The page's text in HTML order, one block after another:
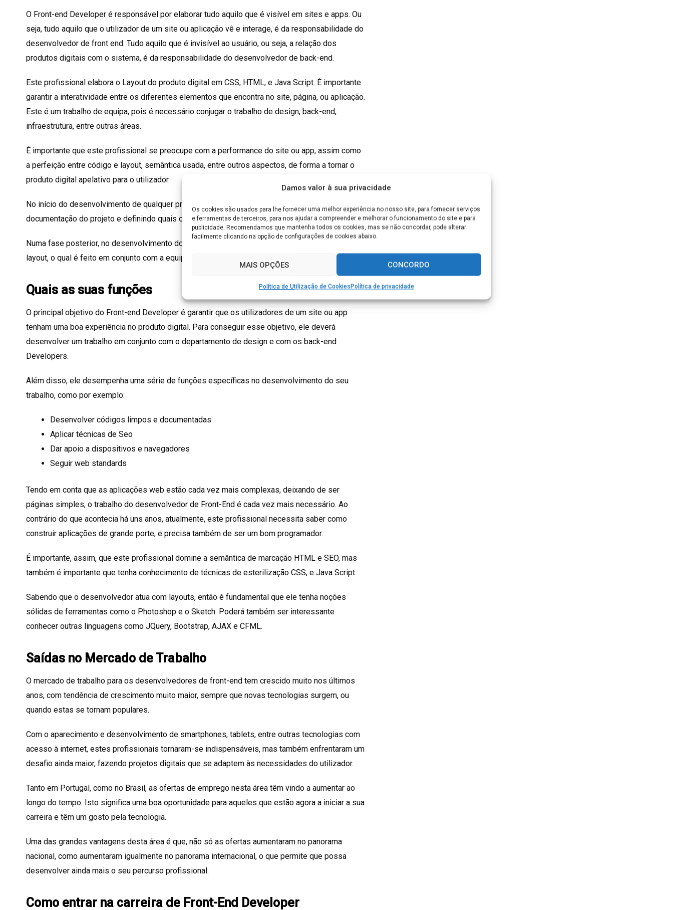
Damos valor à sua privacidade
Os cookies são usados para lhe fornecer uma melhor experiência no nosso site, para fornecer serviços
e ferramentas de terceiros, para nos ajudar a compreender e melhorar o funcionamento do site e para
publicidade. Recomendamos que mantenha todos os cookies, mas se não concordar, pode alterar
facilmente clicando na opção de configurações de cookies abaixo.
CONCORDO
MAIS OPÇÕES
Política de Utilização de CookiesPolítica de privacidade
O Front-end Developer é responsável por elaborar tudo aquilo que é visível em sites e apps. Ou
seja, tudo aquilo que o utilizador de um site ou aplicação vê e interage, é da responsabilidade do
desenvolvedor de front end. Tudo aquilo que é invisível ao usuário, ou seja, a relação dos
produtos digitais com o sistema, é da responsabilidade do desenvolvedor de back-end.
Este profissional elabora o Layout do produto digital em CSS, HTML, e Java Script. É importante
garantir a interatividade entre os diferentes elementos que encontra no site, página, ou aplicação.
Este é um trabalho de equipa, pois é necessário conjugar o trabalho de design, back-end,
infraestrutura, entre outras áreas.
É importante que este profissional se preocupe com a performance do site ou app, assim como
a perfeição entre código e layout, semântica usada, entre outros aspectos, de forma a tornar o
produto digital apelativo para o utilizador.
No início do desenvolvimento de qualquer projeto, o foco está na estruturação, fazendo a
documentação do projeto e definindo quais os padrões de código a serem usados.
Numa fase posterior, no desenvolvimento do projeto em si, o Front-end Developer vai criar o
layout, o qual é feito em conjunto com a equipa de design.
Quais as suas funções
O principal objetivo do Front-end Developer é garantir que os utilizadores de um site ou app
tenham uma boa experiência no produto digital. Para conseguir esse objetivo, ele deverá
desenvolver um trabalho em conjunto com o departamento de design e com os back-end
Developers.
Além disso, ele desempenha uma série de funções específicas no desenvolvimento do seu
trabalho, como por exemplo:
Desenvolver códigos limpos e documentadas
Aplicar técnicas de Seo
Dar apoio a dispositivos e navegadores
Seguir web standards
Tendo em conta que as aplicações web estão cada vez mais complexas, deixando de ser
páginas simples, o trabalho do desenvolvedor de Front-End é cada vez mais necessário. Ao
contrário do que acontecia há uns anos, atualmente, este profissional necessita saber como
construir aplicações de grande porte, e precisa também de ser um bom programador.
É importante, assim, que este profissional domine a semântica de marcação HTML e SEO, mas
também é importante que tenha conhecimento de técnicas de esterilização CSS, e Java Script.
Sabendo que o desenvolvedor atua com layouts, então é fundamental que ele tenha noções
sólidas de ferramentas como o Photoshop e o Sketch. Poderá também ser interessante
conhecer outras linguagens como JQuery, Bootstrap, AJAX e CFML.
Saídas no Mercado de Trabalho
O mercado de trabalho para os desenvolvedores de front-end tem crescido muito nos últimos
anos, com tendência de crescimento muito maior, sempre que novas tecnologias surgem, ou
quando estas se tornam populares.
Com o aparecimento e desenvolvimento de smartphones, tablets, entre outras tecnologias com
acesso à internet, estes profissionais tornaram-se indispensáveis, mas também enfrentaram um
desafio ainda maior, fazendo projetos digitais que se adaptem às necessidades do utilizador.
Tanto em Portugal, como no Brasil, as ofertas de emprego nesta área têm vindo a aumentar ao
longo do tempo. Isto significa uma boa oportunidade para aqueles que estão agora a iniciar a sua
carreira e têm um gosto pela tecnologia.
Uma das grandes vantagens desta área é que, não só as ofertas aumentaram no panorama
nacional, como aumentaram igualmente no panorama internacional, o que permite que possa
desenvolver ainda mais o seu percurso profissional.
Como entrar na carreira de Front-End Developer